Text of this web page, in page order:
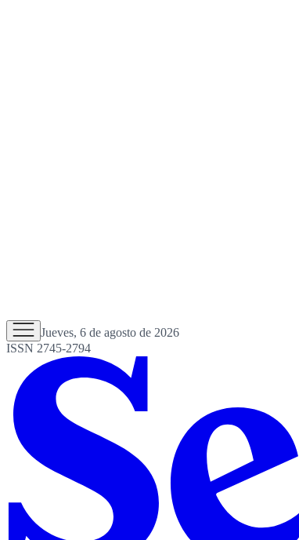
Jueves, 6 de agosto de 2026
ISSN 2745-2794